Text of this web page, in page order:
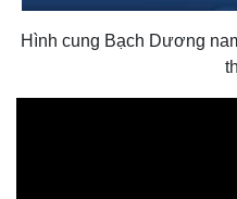
Hình cung Bạch Dương